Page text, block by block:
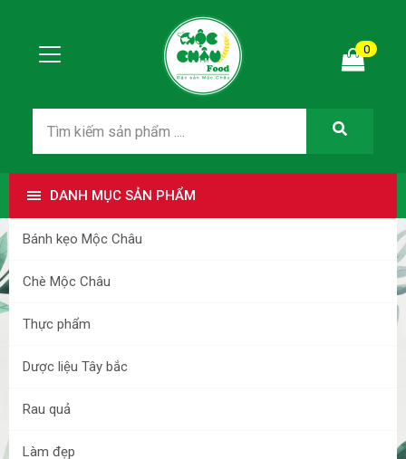
0
DANH MỤC SẢN PHẨM
Bánh kẹo Mộc Châu
Chè Mộc Châu
Thực phẩm
Dược liệu Tây bắc
Rau quả
Làm đẹp